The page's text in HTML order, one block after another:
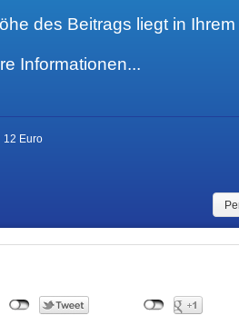
des Beitrags liegt in
Informationen...
12 Euro